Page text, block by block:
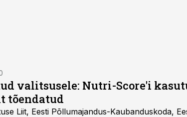
valitsusele: Nutri-Score'i
tõendatud
Liit, Eesti Põllumajandus-Kaubanduskoda,